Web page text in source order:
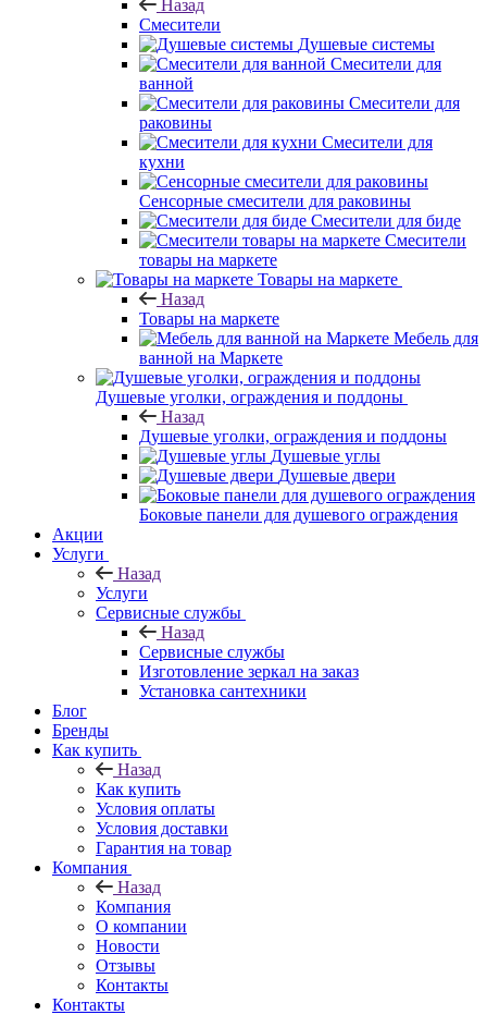
Назад
Смесители
Душевые системы
Смесители для
ванной
Смесители для
раковины
Смесители для
кухни
Сенсорные смесители для раковины
Смесители для биде
Смесители
товары на маркете
Товары на маркете
Назад
Товары на маркете
Мебель для
ванной на Маркете
Душевые уголки, ограждения и поддоны
Назад
Душевые уголки, ограждения и поддоны
Душевые углы
Душевые двери
Боковые панели для душевого ограждения
Акции
Услуги
Назад
Услуги
Сервисные службы
Назад
Сервисные службы
Изготовление зеркал на заказ
Установка сантехники
Блог
Бренды
Как купить
Назад
Как купить
Условия оплаты
Условия доставки
Гарантия на товар
Компания
Назад
Компания
О компании
Новости
Отзывы
Контакты
Контакты